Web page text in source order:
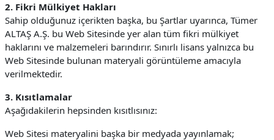
2. Fikri Mülkiyet Hakları
Sahip olduğunuz içerikten başka, bu Şartlar uyarınca, Tümer
ALTAŞ A.Ş. bu Web Sitesinde yer alan tüm fikri mülkiyet
haklarını ve malzemeleri barındırır. Sınırlı lisans yalnızca bu
Web Sitesinde bulunan materyali görüntüleme amacıyla
verilmektedir.
3. Kısıtlamalar
Aşağıdakilerin hepsinden kısıtlısınız:
Web Sitesi materyalini başka bir medyada yayınlamak;